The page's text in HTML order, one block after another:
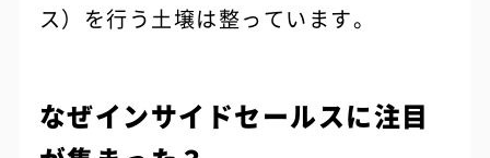
ス）を行う土壌は整っています。
なぜインサイドセールスに注目